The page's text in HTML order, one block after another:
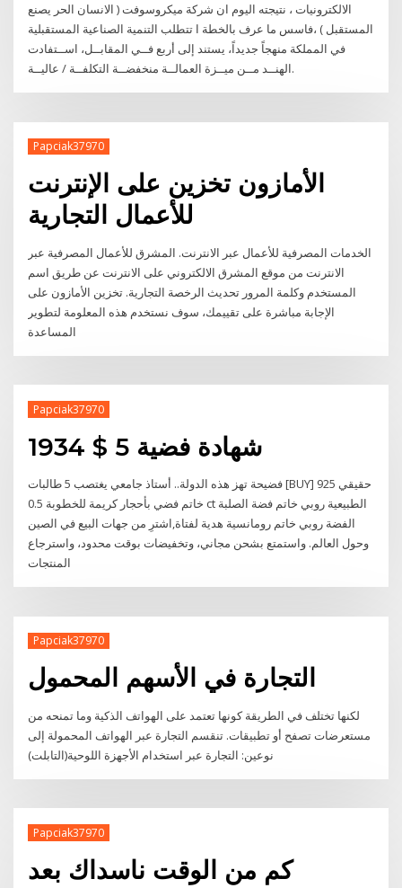
الالكترونيات ، نتيجته اليوم ان شركة ميكروسوفت ( الانسان الحر يصنع
المستقبل ) ،فاسس ما عرف بالخطة ا تتطلب التنمية الصناعية المستقبلية
في المملكة منهجاً جديداً، يستند إلى أربع فــي المقابــل، اســتفادت
الهنــد مــن ميــزة العمالــة منخفضــة التكلفــة / عاليــة.
Papciak37970
الأمازون تخزين على الإنترنت
للأعمال التجارية
الخدمات المصرفية للأعمال عبر الانترنت. المشرق للأعمال المصرفية عبر
الانترنت من موقع المشرق الالكتروني على الانترنت عن طريق اسم
المستخدم وكلمة المرور تحديث الرخصة التجارية. تخزين الأمازون على
الإجابة مباشرة على تقييمك، سوف نستخدم هذه المعلومة لتطوير
المساعدة
Papciak37970
1934 $ 5 شهادة فضية
فضيحة تهز هذه الدولة.. أستاذ جامعي يغتصب 5 طالبات [BUY] حقيقي 925
خاتم فضي بأحجار كريمة للخطوبة 0.5 ct الطبيعية روبي خاتم فضة الصلبة
الفضة روبي خاتم رومانسية هدية لفتاة,اشترِ من جهات البيع في الصين
وحول العالم. واستمتع بشحن مجاني، وتخفيضات بوقت محدود، واسترجاع
المنتجات
Papciak37970
التجارة في الأسهم المحمول
لكنها تختلف في الطريقة كونها تعتمد على الهواتف الذكية وما تمنحه من
مستعرضات تصفح أو تطبيقات. تنقسم التجارة عبر الهواتف المحمولة إلى
نوعين: التجارة عبر استخدام الأجهزة اللوحية(التابلت)
Papciak37970
كم من الوقت ناسداك بعد